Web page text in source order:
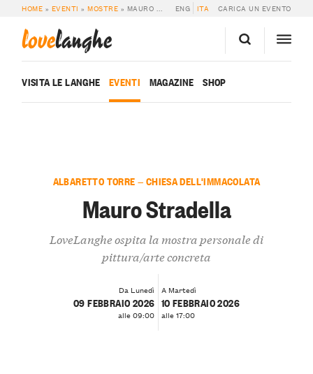
HOME » EVENTI »MOSTRE » MAURO STRADELLA ENG ITA CARICA UN EVENTO
lovelanghe
VISITA LE LANGHE EVENTI MAGAZINE SHOP
ALBARETTO TORRE — CHIESA DELL'IMMACOLATA
Mauro Stradella
LoveLanghe ospita la mostra personale di
pittura/arte concreta
Da Lunedì
09 FEBBRAIO 2026
alle 09:00
A Martedì
10 FEBBRAIO 2026
alle 17:00